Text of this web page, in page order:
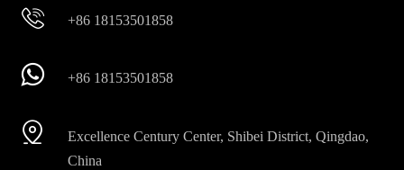
 +86 18153501858
 +86 18153501858

Excellence Century Center, Shibei District, Qingdao,
China